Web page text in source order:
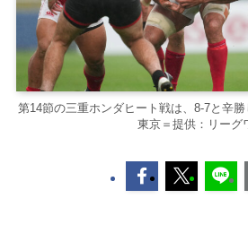
第14節の三重ホンダヒート戦は、8-7と辛
東京＝提供：リーグ